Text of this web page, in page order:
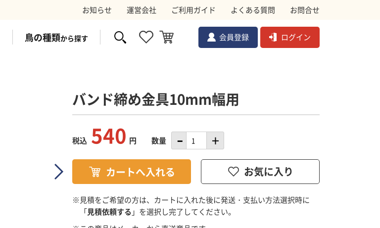
お知らせ 運営会社 ご利用ガイド よくある質問 お問合せ
太陽光パネル対策資材
電気ショック 副資材
鳥の種類から探す
スズメ
会員登録 ログイン
バンド締め金具10mm幅用
税込 540 円 数量
※見積をご希望の方は、カートに入れた後に発送・支払い方法選択時に
「見積依頼する 」を選択し完了してください。